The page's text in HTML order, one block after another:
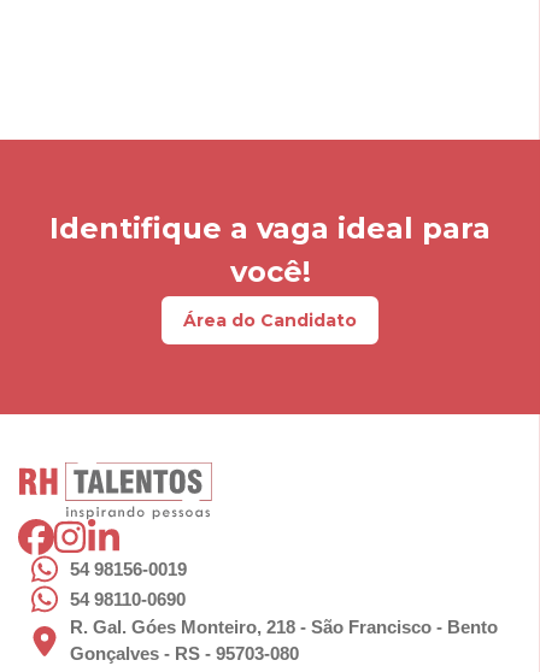
Identifique a vaga ideal para
você!
Área do Candidato
54 98156-0019
54 98110-0690
R. Gal. Góes Monteiro, 218 - São Francisco - Bento
Gonçalves - RS - 95703-080